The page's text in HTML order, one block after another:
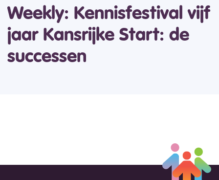
Weekly: Kennisfestival vijf
jaar Kansrijke Start: de
successen